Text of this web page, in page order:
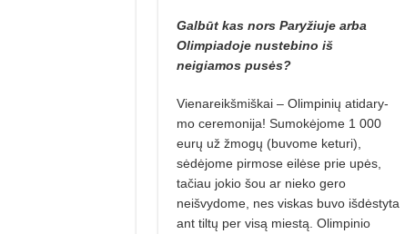
Galbūt kas nors Paryžiuje arba
Olimpiadoje nustebino iš
neigiamos pusės?
Vienareikšmiškai – Olimpinių atidary­
mo ceremonija! Sumokėjome 1 000
eurų už žmogų (buvome keturi),
sėdėjome pirmose eilėse prie upės,
tačiau jokio šou ar nieko gero
neišvydome, nes viskas buvo iš­dėstyta
ant tiltų per visą miestą. Olimpinio